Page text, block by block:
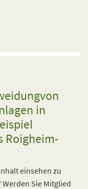
in
Roigheim-
einsehen zu
Sie Mitglied